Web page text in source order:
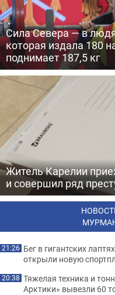
Сила Севера — в
которая издала 180
поднимает 187,5 кг
Житель Карелии
и совершил ряд
21:26 Бег в гигантских
открыли новую
20:38 Тяжелая техника и
Арктики» вывезли 60